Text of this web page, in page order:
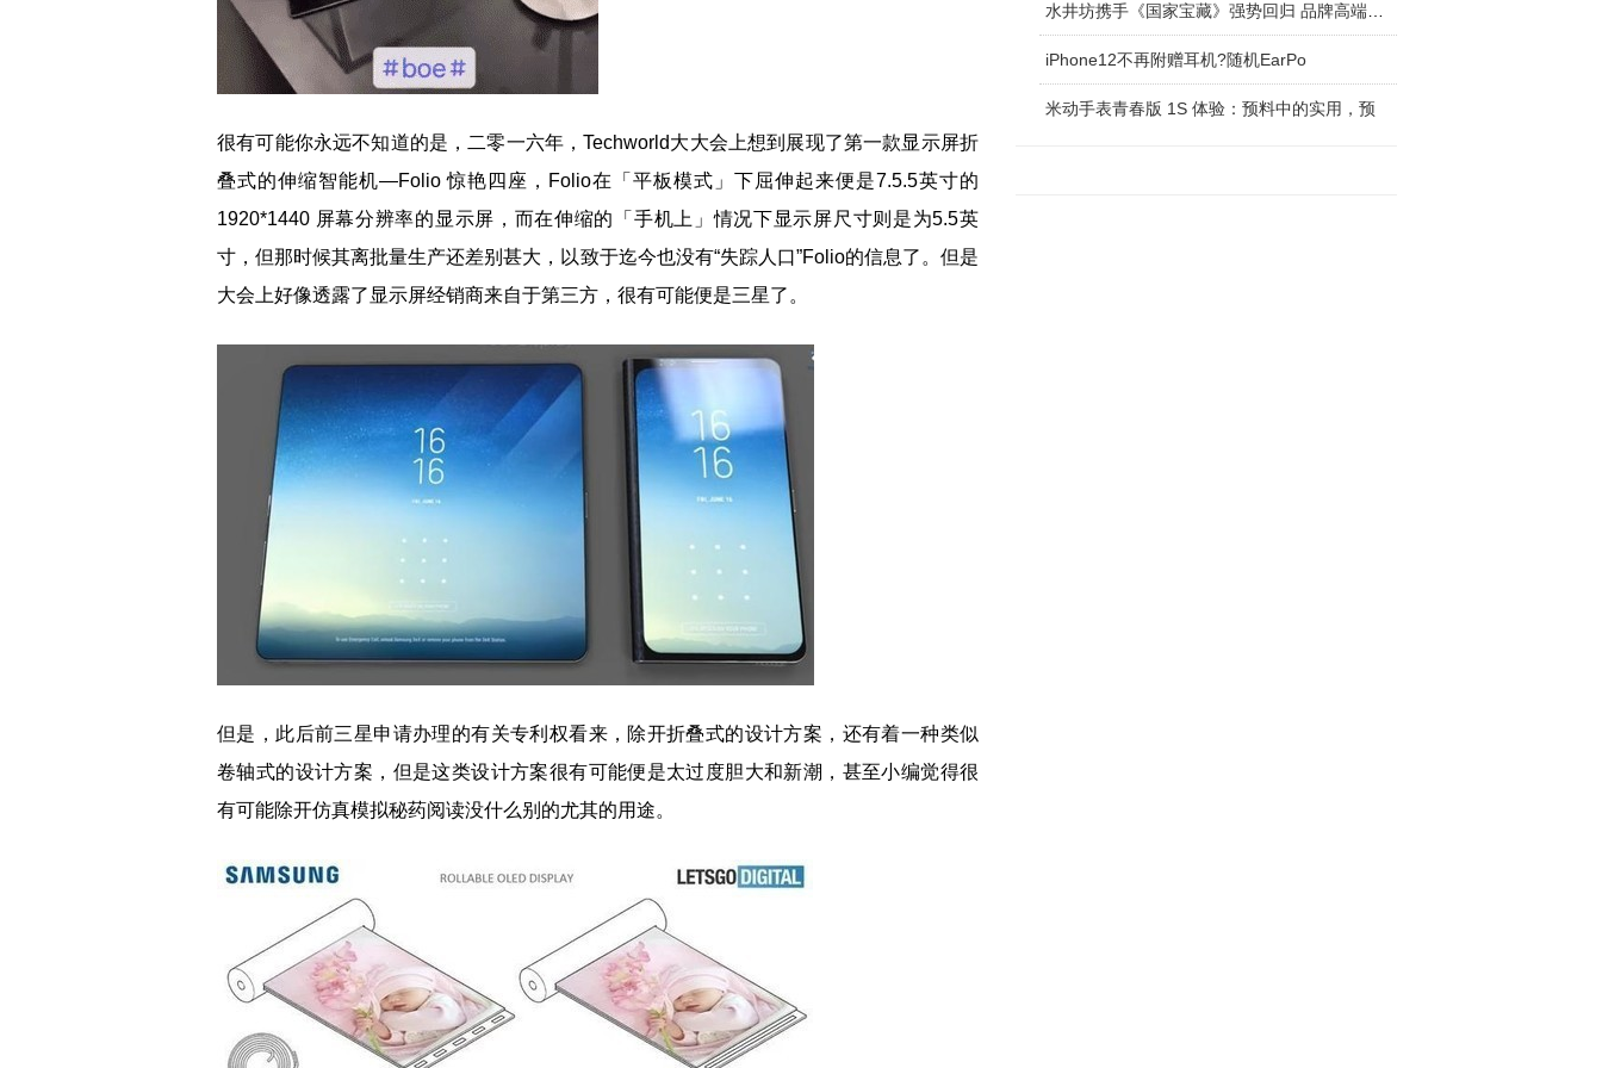
很有可能你永远不知道的是，二零一六年，Techworld大大会上想到展现了第一款显示屏折
叠式的伸缩智能机—Folio 惊艳四座，Folio在「平板模式」下屈伸起来便是7.5.5英寸的
1920*1440 屏幕分辨率的显示屏，而在伸缩的「手机上」情况下显示屏尺寸则是为5.5英
寸，但那时候其离批量生产还差别甚大，以致于迄今也没有“失踪人口”Folio的信息了。但是
大会上好像透露了显示屏经销商来自于第三方，很有可能便是三星了。
但是，此后前三星申请办理的有关专利权看来，除开折叠式的设计方案，还有着一种类似
卷轴式的设计方案，但是这类设计方案很有可能便是太过度胆大和新潮，甚至小编觉得很
有可能除开仿真模拟秘药阅读没什么别的尤其的用途。
iPhone12不再附赠耳机?随机EarPo
米动手表青春版 1S 体验：预料中的实用，预